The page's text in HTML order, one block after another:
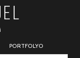
PORTFOLYO